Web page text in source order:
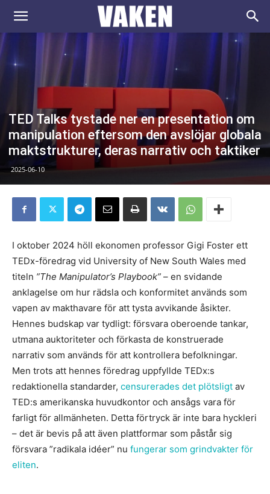
VAKEN.se
TED Talks tystade ner en presentation om
manipulation eftersom den avslöjar globala
maktstrukturer, deras narrativ och taktiker
2025-06-10
I oktober 2024 höll ekonomen professor Gigi Foster ett
TEDx-föredrag vid University of New South Wales med
titeln ”The Manipulator’s Playbook” – en svidande
anklagelse om hur rädsla och konformitet används som
vapen av makthavare för att tysta avvikande åsikter.
Hennes budskap var tydligt: försvara oberoende tankar,
utmana auktoriteter och förkasta de konstruerade
narrativ som används för att kontrollera befolkningar.
Men trots att hennes föredrag uppfyllde TEDx:s
redaktionella standarder, censurerades det plötsligt av
TED:s amerikanska huvudkontor och ansågs vara för
farligt för allmänheten. Detta förtryck är inte bara hyckleri
– det är bevis på att även plattformar som påstår sig
försvara ”radikala idéer” nu fungerar som grindvakter för
eliten.